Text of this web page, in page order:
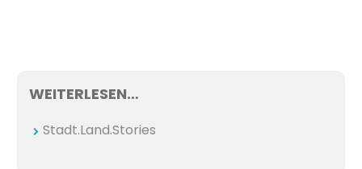
WEITERLESEN…
Stadt.Land.Stories